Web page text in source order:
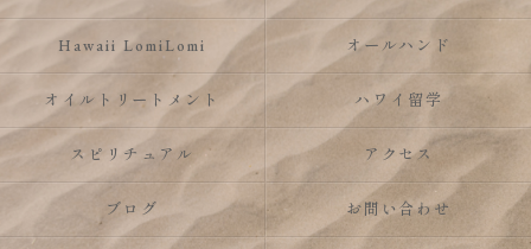
Hawaii LomiLomi オールハンド
オイルトリートメント ハワイ留学
スピリチュアル アクセス
ブログ お問い合わせ